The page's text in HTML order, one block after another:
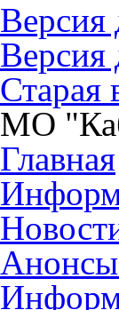
Версия
Версия
Старая
МО
Главная